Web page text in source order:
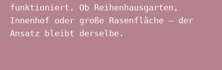
funktioniert. Ob Reihenhausgarten,
Innenhof oder große Rasenfläche – der
Ansatz bleibt derselbe.